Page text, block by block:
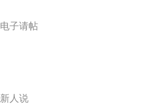
电子请帖
新人说